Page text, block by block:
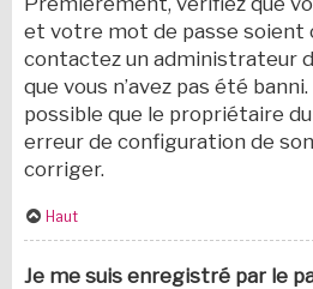
et votre mot de passe soient
contactez un administrateur
que vous n’avez pas été
possible que le propriétaire
erreur de configuration de
corriger.
Haut
Je me suis enregistré par le